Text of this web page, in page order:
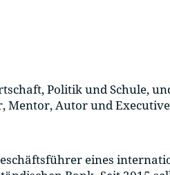
Politik und Schule,
Mentor, Autor und
eines